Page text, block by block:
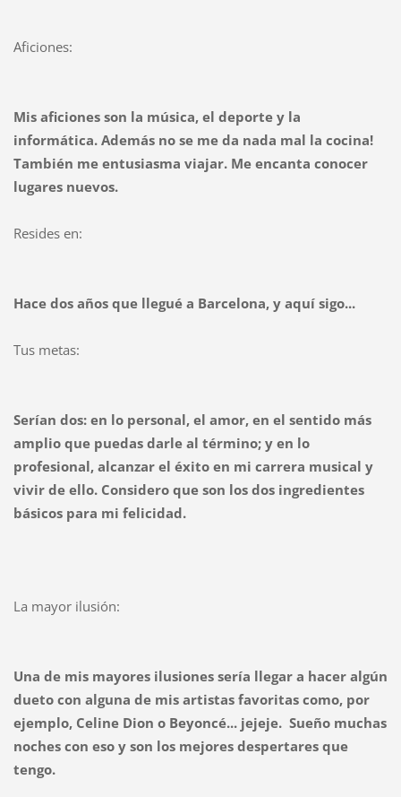
Aficiones:
Mis aficiones son la música, el deporte y la
informática. Además no se me da nada mal la cocina!
También me entusiasma viajar. Me encanta conocer
lugares nuevos.
Resides en:
Hace dos años que llegué a Barcelona, y aquí sigo...
Tus metas:
Serían dos: en lo personal, el amor, en el sentido más
amplio que puedas darle al término; y en lo
profesional, alcanzar el éxito en mi carrera musical y
vivir de ello. Considero que son los dos ingredientes
básicos para mi felicidad.
La mayor ilusión:
Una de mis mayores ilusiones sería llegar a hacer algún
dueto con alguna de mis artistas favoritas como, por
ejemplo, Celine Dion o Beyoncé... jejeje. Sueño muchas
noches con eso y son los mejores despertares que
tengo.